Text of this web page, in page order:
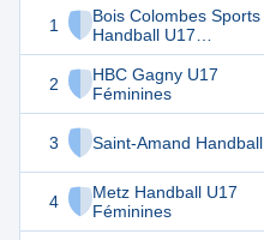
1
Bois Colombes Sports
Handball U17
Féminines
2
HBC Gagny U17
Féminines
3 Saint-Amand Handball
4
Metz Handball U17
Féminines
0 0
0 0
0